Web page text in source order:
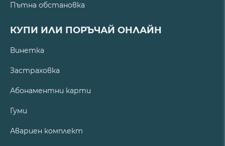
Пътна обстановка
КУПИ ИЛИ ПОРЪЧАЙ ОНЛАЙН
Винетка
Застраховка
Абонаментни карти
Гуми
Авариен комплект